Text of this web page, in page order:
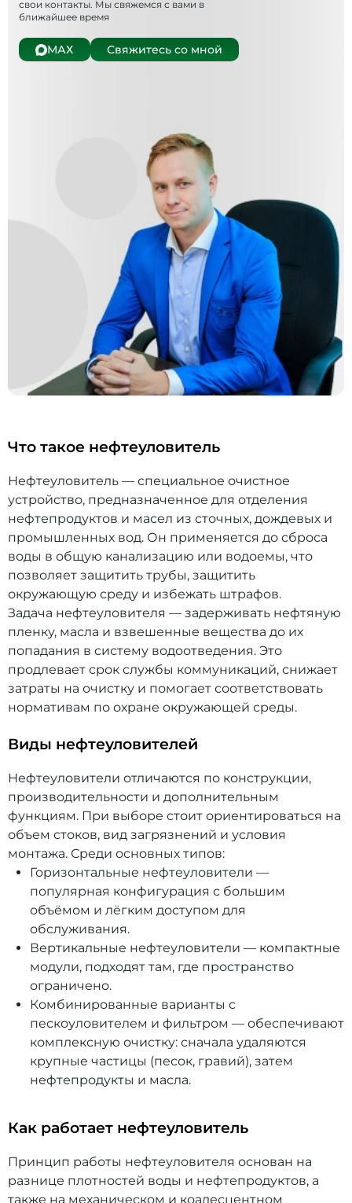
свои контакты. Мы свяжемся с вами в
ближайшее время
МАХ Свяжитесь со мной
Что такое нефтеуловитель
Нефтеуловитель — специальное очистное
устройство, предназначенное для отделения
нефтепродуктов и масел из сточных, дождевых и
промышленных вод. Он применяется до сброса
воды в общую канализацию или водоемы, что
позволяет защитить трубы, защитить
окружающую среду и избежать штрафов.
Задача нефтеуловителя — задерживать нефтяную
пленку, масла и взвешенные вещества до их
попадания в систему водоотведения. Это
продлевает срок службы коммуникаций, снижает
затраты на очистку и помогает соответствовать
нормативам по охране окружающей среды.
Виды нефтеуловителей
Нефтеуловители отличаются по конструкции,
производительности и дополнительным
функциям. При выборе стоит ориентироваться на
объем стоков, вид загрязнений и условия
монтажа. Среди основных типов:
Горизонтальные нефтеуловители —
популярная конфигурация с большим
объёмом и лёгким доступом для
обслуживания.
Вертикальные нефтеуловители — компактные
модули, подходят там, где пространство
ограничено.
Комбинированные варианты с
пескоуловителем и фильтром — обеспечивают
комплексную очистку: сначала удаляются
крупные частицы (песок, гравий), затем
нефтепродукты и масла.
Как работает нефтеуловитель
Принцип работы нефтеуловителя основан на
разнице плотностей воды и нефтепродуктов, а
также на механическом и коалесцентном